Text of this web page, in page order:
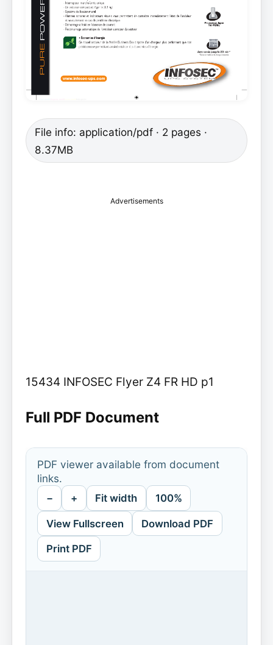
File info: application/pdf · 2 pages ·
8.37MB
Advertisements
15434 INFOSEC Flyer Z4 FR HD p1
Full PDF Document
PDF viewer available from document
links.
− + Fit width 100%
View Fullscreen Download PDF
Print PDF